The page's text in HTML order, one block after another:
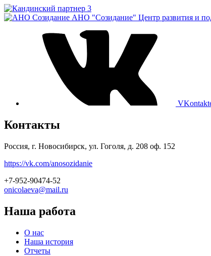
АНО "Созидание" Центр развития и
Контакты
Россия, г. Новосибирск, ул. Гоголя, д. 208 оф. 152
https://vk.com/anosozidanie
+7-952-90474-52
onicolaeva@mail.ru
Наша работа
О нас
Наша история
Отчеты